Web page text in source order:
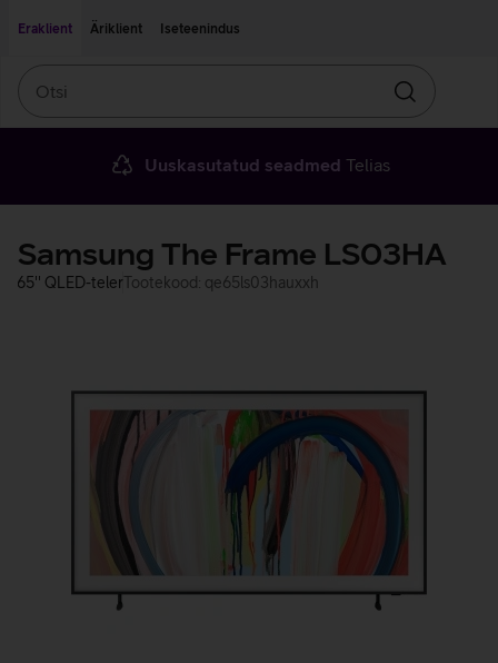
Eraklient
Äriklient Iseteenindus
Otsin
Uuskasutatud seadmed Telias
Samsung The Frame LS03HA
65'' QLED-telerTootekood: qe65ls03hauxxh